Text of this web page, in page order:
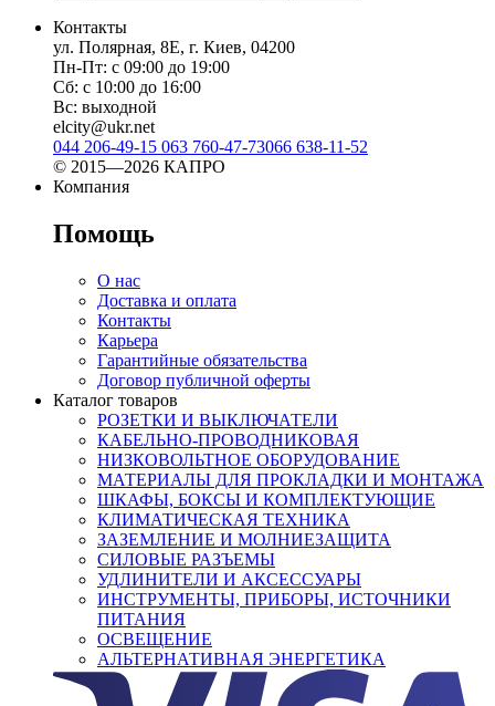
Контакты
ул. Полярная, 8Е, г. Киев, 04200
Пн-Пт: с 09:00 до 19:00
Сб: с 10:00 до 16:00
Вс: выходной
elcity@ukr.net
044 206-49-15 063 760-47-73066 638-11-52
© 2015—2026 КАПРО
Компания
Помощь
О нас
Доставка и оплата
Контакты
Карьера
Гарантийные обязательства
Договор публичной оферты
Каталог товаров
РОЗЕТКИ И ВЫКЛЮЧАТЕЛИ
КАБЕЛЬНО-ПРОВОДНИКОВАЯ
НИЗКОВОЛЬТНОЕ ОБОРУДОВАНИЕ
МАТЕРИАЛЫ ДЛЯ ПРОКЛАДКИ И МОНТАЖА
ШКАФЫ, БОКСЫ И КОМПЛЕКТУЮЩИЕ
КЛИМАТИЧЕСКАЯ ТЕХНИКА
ЗАЗЕМЛЕНИЕ И МОЛНИЕЗАЩИТА
СИЛОВЫЕ РАЗЪЕМЫ
УДЛИНИТЕЛИ И АКСЕССУАРЫ
ИНСТРУМЕНТЫ, ПРИБОРЫ, ИСТОЧНИКИ
ПИТАНИЯ
ОСВЕЩЕНИЕ
АЛЬТЕРНАТИВНАЯ ЭНЕРГЕТИКА